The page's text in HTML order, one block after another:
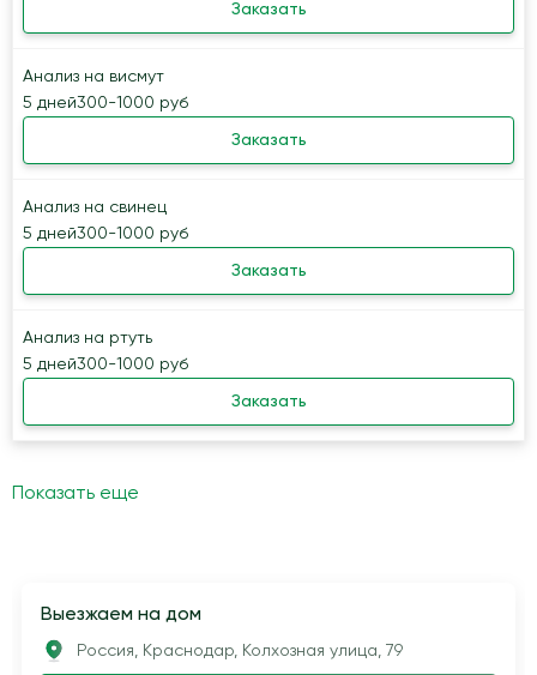
Заказать
Анализ на висмут
5 дней300-1000 руб
Заказать
Анализ на свинец
5 дней300-1000 руб
Заказать
Анализ на ртуть
5 дней300-1000 руб
Заказать
Показать еще
Выезжаем на дом
Россия, Краснодар, Колхозная улица, 79